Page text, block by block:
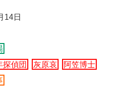
14日
探偵団 灰原哀
阿笠博士